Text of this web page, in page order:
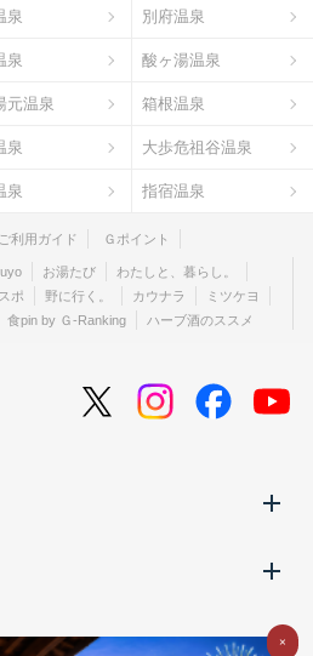
泉 別府温泉
泉 酸ヶ湯温泉
元温泉 箱根温泉
泉 大歩危祖谷温泉
泉 指宿温泉
ご利用ガイド Ｇポイント
お湯たび
わたしと、暮らし。
ポ 野に行く。 カウナラ
ミツケヨ
食pin by Ｇ-Ranking ハーブ酒のススメ
×